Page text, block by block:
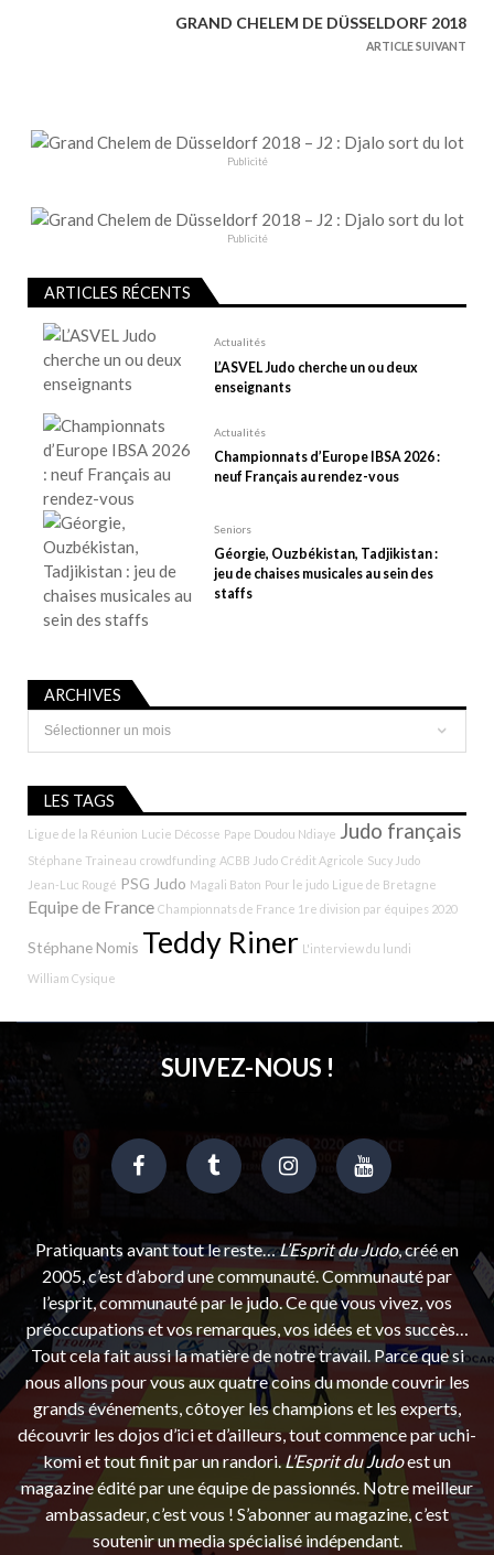
i
d
l
’
GRAND CHELEM DE DÜSSELDORF 2018
ARTICLE SUIVANT
Publicité
Publicité
ARTICLES RÉCENTS
Actualités
L’ASVEL Judo cherche un ou deux
enseignants
Actualités
Championnats d’Europe IBSA 2026 :
neuf Français au rendez-vous
Seniors
Géorgie, Ouzbékistan, Tadjikistan :
jeu de chaises musicales au sein des
staffs
ARCHIVES
Archives
LES TAGS
Ligue de la Réunion Lucie Décosse Pape Doudou Ndiaye Judo français
Stéphane Traineau crowdfunding ACBB Judo Crédit Agricole Sucy Judo
Jean-Luc Rougé PSG Judo Magali Baton Pour le judo Ligue de Bretagne
Equipe de France Championnats de France 1re division par équipes 2020
Stéphane Nomis Teddy Riner L'interview du lundi
William Cysique
SUIVEZ-NOUS !
Pratiquants avant tout le reste…L’Esprit du Judo, créé en
2005, c’est d’abord une communauté. Communauté par
l’esprit, communauté par le judo. Ce que vous vivez, vos
préoccupations et vos remarques, vos idées et vos succès…
Tout cela fait aussi la matière de notre travail. Parce que si
nous allons pour vous aux quatre coins du monde couvrir les
grands événements, côtoyer les champions et les experts,
découvrir les dojos d’ici et d’ailleurs, tout commence par uchi-
komi et tout finit par un randori.L’Esprit du Judoest un
magazine édité par une équipe de passionnés. Notre meilleur
ambassadeur, c’est vous ! S’abonner au magazine, c’est
soutenir un media spécialisé indépendant.